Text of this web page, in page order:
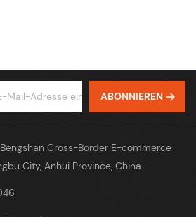
ABONNIEREN
Cross-Border E-commerce
City, Anhui Province, China